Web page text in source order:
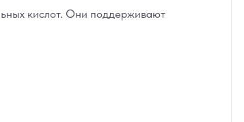
кислот. Они поддерживают